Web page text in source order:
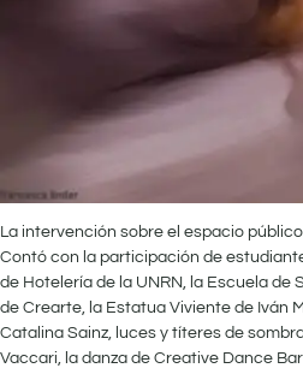
La intervención sobre el espacio
Contó con la participación de
de Hotelería de la UNRN, la Escuela de
de Crearte, la Estatua Viviente de Iván
Catalina Sainz, luces y títeres de
Vaccari, la danza de Creative Dance